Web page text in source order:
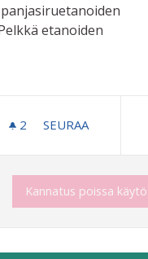
etanoiden
mukaan: Puistot ja luonto
2 2 SEURAAJAA
SEURAA
Kannatus poissa